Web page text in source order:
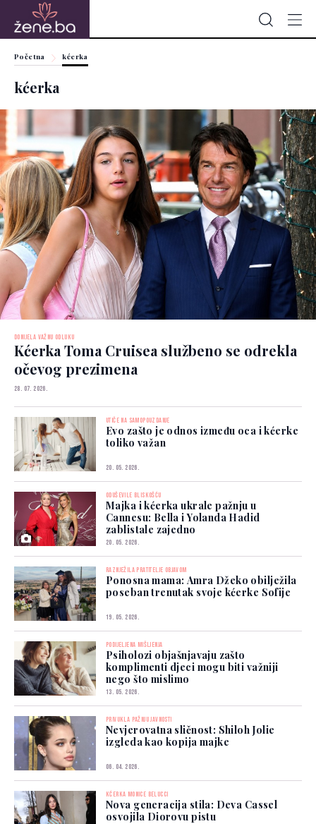
Početna kćerka
kćerka
DONIJELA VAŽNU ODLUKU
Kćerka Toma Cruisea službeno se odrekla
očevog prezimena
28. 07. 2026.
UTIČE NA SAMOPOUZDANJE
Evo zašto je odnos između oca i kćerke
toliko važan
20. 05. 2026.
ODUŠEVILE BLISKOŠĆU
Majka i kćerka ukrale pažnju u
Cannesu: Bella i Yolanda Hadid
zablistale zajedno
20. 05. 2026.
RAZNJEŽILA PRATITELJE OBJAVOM
Ponosna mama: Amra Džeko obilježila
poseban trenutak svoje kćerke Sofije
19. 05. 2026.
PODIJELJENA MIŠLJENJA
Psiholozi objašnjavaju zašto
komplimenti djeci mogu biti važniji
nego što mislimo
13. 05. 2026.
PRIVUKLA PAŽNJU JAVNOSTI
Nevjerovatna sličnost: Shiloh Jolie
izgleda kao kopija majke
06. 04. 2026.
KĆERKA MONICE BELUCCI
Nova generacija stila: Deva Cassel
osvojila Diorovu pistu